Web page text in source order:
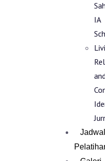
IA
Jadwal